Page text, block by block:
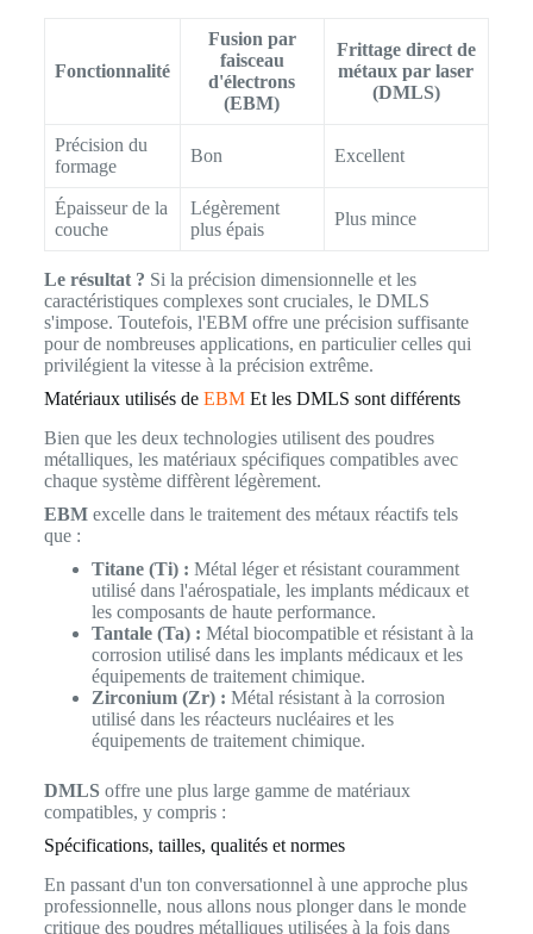
Fonctionnalité
Fusion par
faisceau
d'électrons
(EBM)
Frittage direct de
métaux par laser
(DMLS)
Précision du
formage
Bon Excellent
Épaisseur de la
couche
Légèrement
plus épais
Plus mince
Le résultat ? Si la précision dimensionnelle et les
caractéristiques complexes sont cruciales, le DMLS
s'impose. Toutefois, l'EBM offre une précision suffisante
pour de nombreuses applications, en particulier celles qui
privilégient la vitesse à la précision extrême.
Matériaux utilisés de EBMEt les DMLS sont différents
Bien que les deux technologies utilisent des poudres
métalliques, les matériaux spécifiques compatibles avec
chaque système diffèrent légèrement.
EBMexcelle dans le traitement des métaux réactifs tels
que :
Titane (Ti) : Métal léger et résistant couramment
utilisé dans l'aérospatiale, les implants médicaux et
les composants de haute performance.
Tantale (Ta) : Métal biocompatible et résistant à la
corrosion utilisé dans les implants médicaux et les
équipements de traitement chimique.
Zirconium (Zr) : Métal résistant à la corrosion
utilisé dans les réacteurs nucléaires et les
équipements de traitement chimique.
DMLSoffre une plus large gamme de matériaux
compatibles, y compris :
Spécifications, tailles, qualités et normes
En passant d'un ton conversationnel à une approche plus
professionnelle, nous allons nous plonger dans le monde
critique des poudres métalliques utilisées à la fois dans